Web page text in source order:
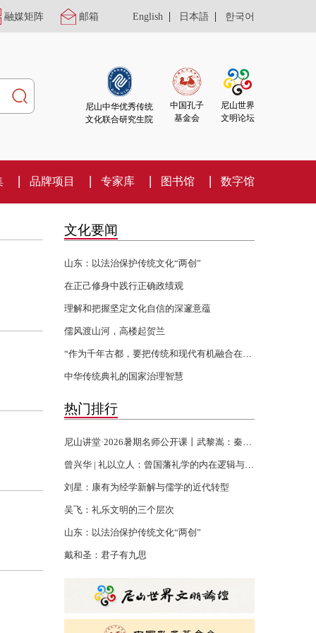
融媒矩阵 邮箱 English | 日本語 | 한국어
尼山中华优秀传统
文化联合研究生院
中国孔子
基金会
尼山世界
文明论坛
品牌项目 专家库 图书馆 数字馆
文化要闻
山东：以法治保护传统文化“两创”
在正己修身中践行正确政绩观
理解和把握坚定文化自信的深邃意蕴
儒风渡山河，高楼起贺兰
中华传统典礼的国家治理智慧
热门排行
刘星：康有为经学新解与儒学的近代转型
吴飞：礼乐文明的三个层次
山东：以法治保护传统文化“两创”
戴和圣：君子有九思